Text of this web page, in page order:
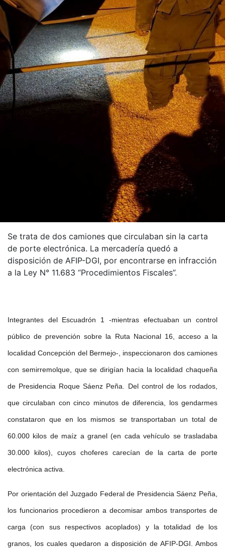
Se trata de dos camiones que circulaban sin la carta
de porte electrónica. La mercadería quedó a
disposición de AFIP-DGI, por encontrarse en infracción
a la Ley N° 11.683 “Procedimientos Fiscales”.
Integrantes del Escuadrón 1 -mientras efectuaban un control
público de prevención sobre la Ruta Nacional 16, acceso a la
localidad Concepción del Bermejo-, inspeccionaron dos camiones
con semirremolque, que se dirigían hacia la localidad chaqueña
de Presidencia Roque Sáenz Peña. Del control de los rodados,
que circulaban con cinco minutos de diferencia, los gendarmes
constataron que en los mismos se transportaban un total de
60.000 kilos de maíz a granel (en cada vehículo se trasladaba
30.000 kilos), cuyos choferes carecían de la carta de porte
electrónica activa.
Por orientación del Juzgado Federal de Presidencia Sáenz Peña,
los funcionarios procedieron a decomisar ambos transportes de
carga (con sus respectivos acoplados) y la totalidad de los
granos, los cuales quedaron a disposición de AFIP-DGI. Ambos